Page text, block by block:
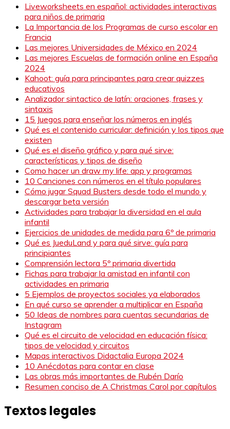
Liveworksheets en español: actividades interactivas
para niños de primaria
La Importancia de los Programas de curso escolar en
Francia
Las mejores Universidades de México en 2024
Las mejores Escuelas de formación online en España
2024
Kahoot: guía para principantes para crear quizzes
educativos
Analizador sintactico de latín: oraciones, frases y
sintaxis
15 Juegos para enseñar los números en inglés
Qué es el contenido curricular: definición y los tipos que
existen
Qué es el diseño gráfico y para qué sirve:
características y tipos de diseño
Como hacer un draw my life: app y programas
10 Canciones con números en el título populares
Cómo jugar Squad Busters desde todo el mundo y
descargar beta versión
Actividades para trabajar la diversidad en el aula
infantil
Ejercicios de unidades de medida para 6º de primaria
Qué es JueduLand y para qué sirve: guía para
principiantes
Comprensión lectora 5º primaria divertida
Fichas para trabajar la amistad en infantil con
actividades en primaria
5 Ejemplos de proyectos sociales ya elaborados
En qué curso se aprender a multiplicar en España
50 Ideas de nombres para cuentas secundarias de
Instagram
Qué es el circuito de velocidad en educación física:
tipos de velocidad y circuitos
Mapas interactivos Didactalia Europa 2024
10 Anécdotas para contar en clase
Las obras más importantes de Rubén Darío
Resumen conciso de A Christmas Carol por capítulos
Textos legales